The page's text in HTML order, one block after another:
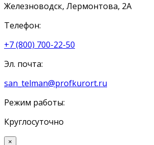
Железноводск, Лермонтова, 2А
Телефон:
+7 (800) 700-22-50
Эл. почта:
san_telman@profkurort.ru
Режим работы:
Круглосуточно
×